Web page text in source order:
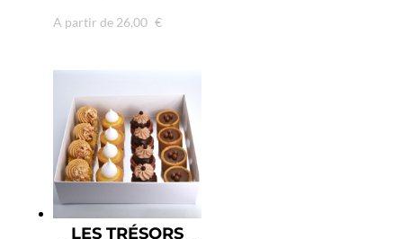
A partir de 26,00 €
LES TRÉSORS